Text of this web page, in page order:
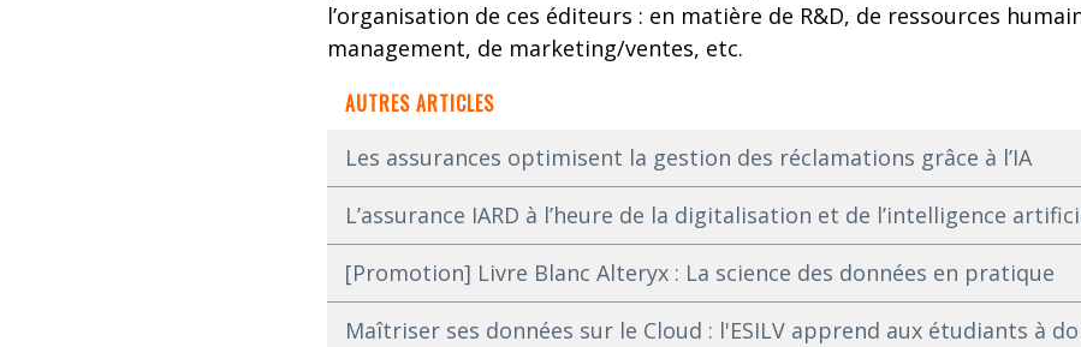
l’organisation de ces éditeurs : en matière de R&D, de ressources
management, de marketing/ventes, etc.
AUTRES ARTICLES
Les assurances optimisent la gestion des réclamations grâce à l’IA
L’assurance IARD à l’heure de la digitalisation et de l’intelligence
[Promotion] Livre Blanc Alteryx : La science des données en pratique
Maîtriser ses données sur le Cloud : l'ESILV apprend aux étudiants à